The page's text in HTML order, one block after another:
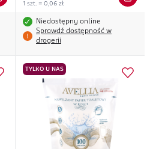
1 szt. = 0,06 zł
Niedostępny online
Sprawdź dostępność w
drogerii
TYLKO U NAS